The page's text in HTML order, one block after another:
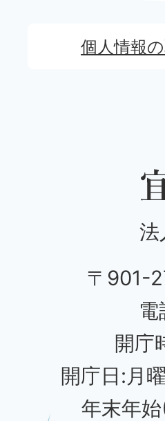
個人情報
〒901-
開庁
開庁日:月
年末年